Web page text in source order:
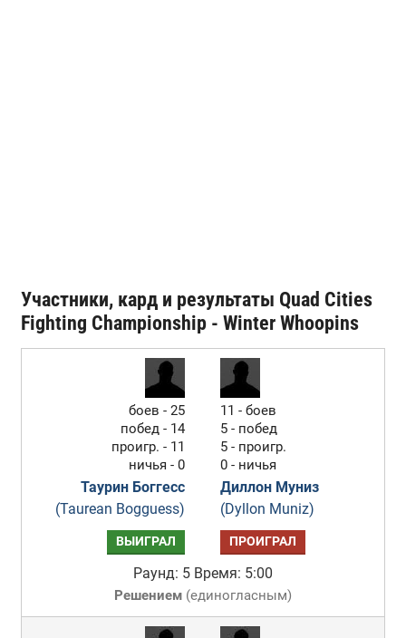
Участники, кард и результаты Quad Cities
Fighting Championship - Winter Whoopins
боев - 25
побед - 14
проигр. - 11
ничья - 0
Таурин Боггесс
(Taurean Bogguess)
11 - боев
5 - побед
5 - проигр.
0 - ничья
Диллон Муниз
(Dyllon Muniz)
ВЫИГРАЛ ПРОИГРАЛ
Раунд: 5 Время: 5:00
Решением(единогласным)